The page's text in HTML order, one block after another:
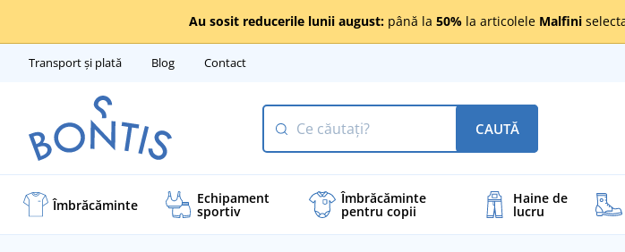
Au sosit reducerile lunii august: până la 50% la articolele Malfini
Transport și plată Blog Contact
CAUTĂ
Îmbrăcăminte Echipament
sportiv
Îmbrăcăminte
pentru copii
Haine de
lucru